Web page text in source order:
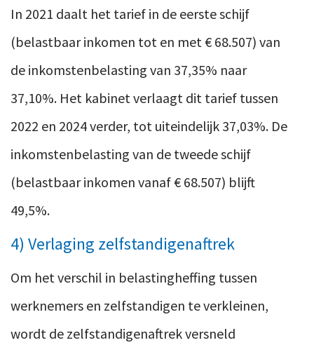
In 2021 daalt het tarief in de eerste schijf
(belastbaar inkomen tot en met € 68.507) van
de inkomstenbelasting van 37,35% naar
37,10%. Het kabinet verlaagt dit tarief tussen
2022 en 2024 verder, tot uiteindelijk 37,03%. De
inkomstenbelasting van de tweede schijf
(belastbaar inkomen vanaf € 68.507) blijft
49,5%.
4) Verlaging zelfstandigenaftrek
Om het verschil in belastingheffing tussen
werknemers en zelfstandigen te verkleinen,
wordt de zelfstandigenaftrek versneld